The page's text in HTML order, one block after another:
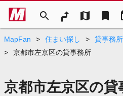
search map bookmark
MapFan > 住まい探し > 貸事務所
>
京都市左京区の貸事務所
京都市左京区の貸